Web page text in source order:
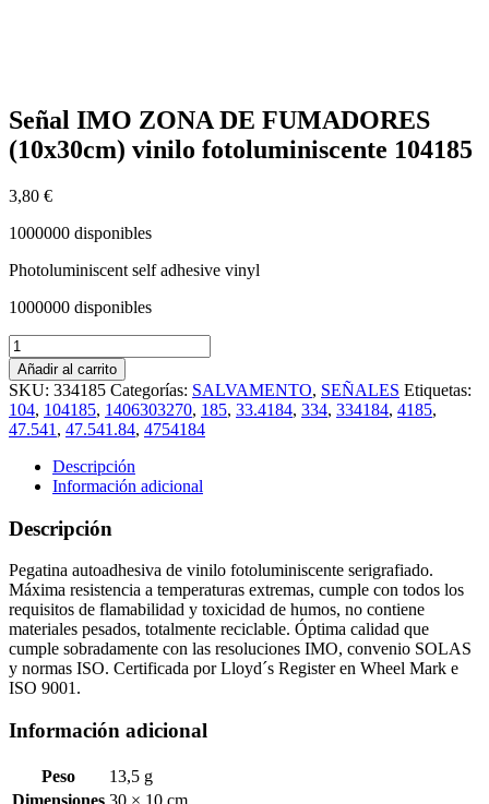
Señal IMO ZONA DE FUMADORES
(10x30cm) vinilo fotoluminiscente 104185
3,80 €
1000000 disponibles
Photoluminiscent self adhesive vinyl
1000000 disponibles
Señal
IMO
ZONA
DE
FUMADORES
(10x30cm)
vinilo
fotoluminiscente
104185
cantidad
Añadir al carrito
SKU: 334185 Categorías: SALVAMENTO, SEÑALES Etiquetas:
104, 104185, 1406303270, 185, 33.4184, 334, 334184, 4185,
47.541 , 47.541.84, 4754184
Descripción
Información adicional
Descripción
Pegatina autoadhesiva de vinilo fotoluminiscente serigrafiado.
Máxima resistencia a temperaturas extremas, cumple con todos los
requisitos de flamabilidad y toxicidad de humos, no contiene
materiales pesados, totalmente reciclable. Óptima calidad que
cumple sobradamente con las resoluciones IMO, convenio SOLAS
y normas ISO. Certificada por Lloyd´s Register en Wheel Mark e
ISO 9001.
Información adicional
Peso
13,5 g
Dimensiones 30 × 10 cm